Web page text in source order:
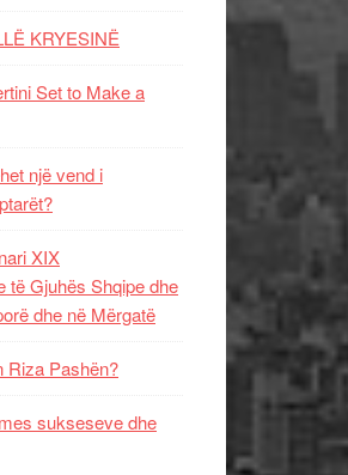
KRYESINË
Set to Make a
një vend i
XIX
të Gjuhës Shqipe dhe
dhe në Mërgatë
Riza Pashën?
sukseseve dhe